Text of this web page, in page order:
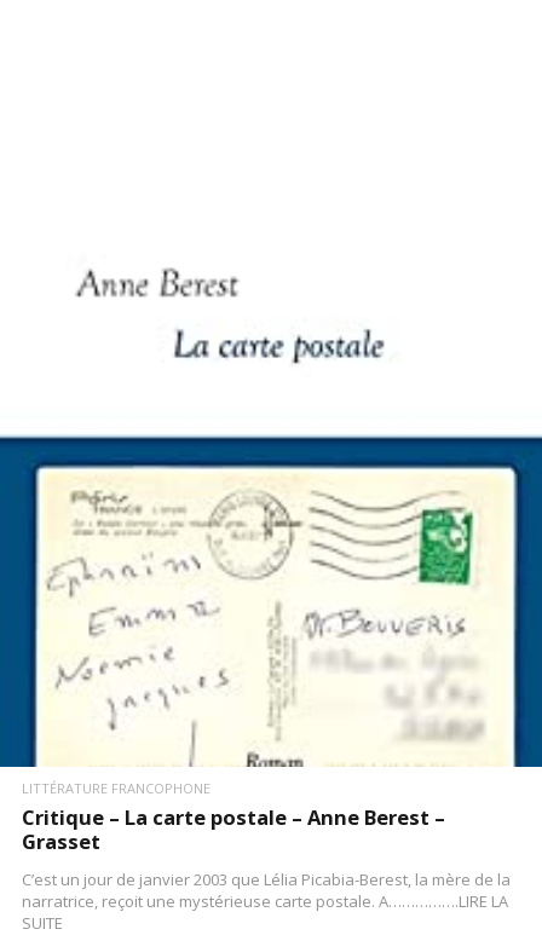
LITTÉRATURE FRANCOPHONE
Critique – La carte postale – Anne Berest –
Grasset
C’est un jour de janvier 2003 que Lélia Picabia-Berest, la mère de la
narratrice, reçoit une mystérieuse carte postale. A…………….LIRE LA
SUITE